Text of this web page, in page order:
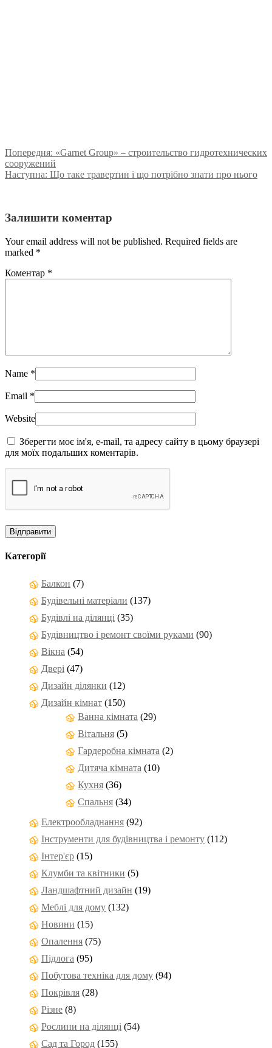
Попередня: «Garnet Group» – строительство гидротехнических
сооружений
Наступна: Що таке травертин і що потрібно знати про нього
Залишити коментар
Your email address will not be published. Required fields are
marked *
Коментар *
Name *
Email *
Website
Зберегти моє ім'я, e-mail, та адресу сайту в цьому браузері
для моїх подальших коментарів.
Категорії
Балкон (7)
Будівельні матеріали (137)
Будівлі на ділянці (35)
Будівництво і ремонт своїми руками (90)
Вікна (54)
Двері (47)
Дизайн ділянки (12)
Дизайн кімнат (150)
Ванна кімната (29)
Вітальня (5)
Гардеробна кімната (2)
Дитяча кімната (10)
Кухня (36)
Спальня (34)
Електрообладнання (92)
Інструменти для будівництва і ремонту (112)
Інтер'єр (15)
Клумби та квітники (5)
Ландшафтний дизайн (19)
Меблі для дому (132)
Новини (15)
Опалення (75)
Підлога (95)
Побутова техніка для дому (94)
Покрівля (28)
Різне (8)
Рослини на ділянці (54)
Сад та Город (155)